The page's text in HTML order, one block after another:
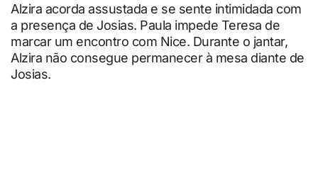
Alzira acorda assustada e se sente intimidada com
a presença de Josias. Paula impede Teresa de
marcar um encontro com Nice. Durante o jantar,
Alzira não consegue permanecer à mesa diante de
Josias.